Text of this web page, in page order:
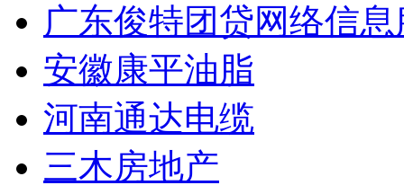
广东俊特团贷网络信
安徽康平油脂
河南通达电缆
三木房地产